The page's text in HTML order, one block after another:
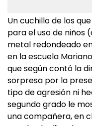
Un cuchillo de los
para el uso de niños
metal redondeado
en la escuela
que según contó la
sorpresa por la
tipo de agresión ni
segundo grado le
una compañera, en